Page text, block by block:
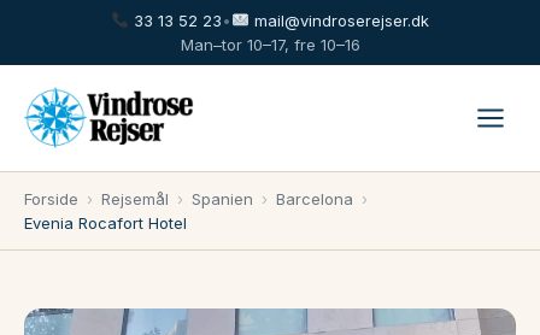
33 13 52 23•
mail@vindroserejser.dk
Man–tor 10–17, fre 10–16
Forside › Rejsemål › Spanien › Barcelona ›
Evenia Rocafort Hotel